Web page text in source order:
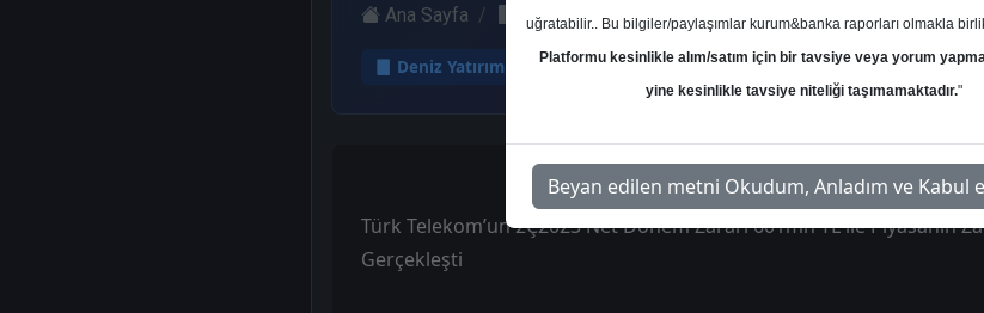
Ana Sayfa Deniz Yatırım TOASO Hedef Fiyat
Deniz Yatırım Hedef: 392.40 ₺ Potansiyel: %0.00
Türk Telekom’un 2Ç2023 Net Dönem Zararı 601mn TL ile Piyasanın
Gerçekleşti
uğratabilir.. Bu bilgiler/paylaşımlar kurum&banka raporları olmakla
Platformu kesinlikle alım/satım için bir tavsiye veya yorum
yine kesinlikle tavsiye niteliği taşımamaktadır."